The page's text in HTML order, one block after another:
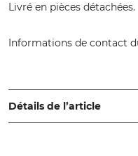
Livré en pièces détachées.
Informations de contact
73614 Schorndorf,
Détails de l’article